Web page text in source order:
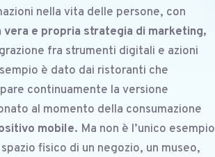
nella vita delle persone, con
e propria strategia di marketing,
fra strumenti digitali e azioni
è dato dai ristoranti che
continuamente la versione
al momento della consumazione
mobile. Ma non è l’unico esempio
fisico di un negozio, un museo,